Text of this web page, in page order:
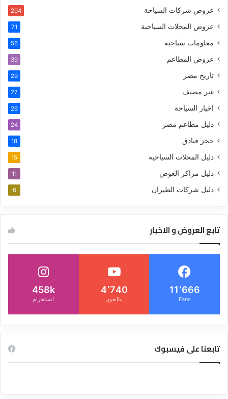
عروض شركات السياحة 204
عروض المحلات السياحية 71
معلومات سياحية 56
عروض المطاعم 39
تاريخ مصر 29
غير مصنف 27
اخبار السياحة 26
دليل مطاعم مصر 24
حجز فنادق 18
دليل المحلات السياحية 15
دليل مراكز الغوص 11
دليل شركات الطيران 6
تابع العروض و الاخبار
11٬666
Fans
4٬740
متابعون
458k
انستجرام
تابعنا على فيسبوك